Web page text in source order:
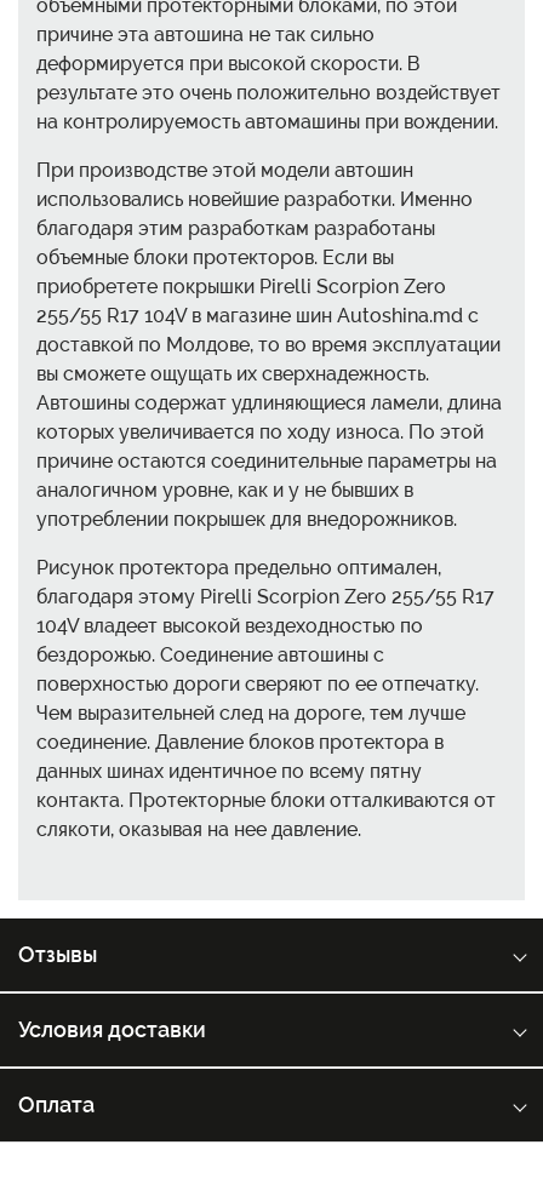
объемными протекторными блоками, по этой
причине эта автошина не так сильно
деформируется при высокой скорости. В
результате это очень положительно воздействует
на контролируемость автомашины при вождении.
При производстве этой модели автошин
использовались новейшие разработки. Именно
благодаря этим разработкам разработаны
объемные блоки протекторов. Если вы
приобретете покрышки Pirelli Scorpion Zero
255/55 R17 104V в магазине шин Autoshina.md с
доставкой по Молдове, то во время эксплуатации
вы сможете ощущать их сверхнадежность.
Автошины содержат удлиняющиеся ламели, длина
которых увеличивается по ходу износа. По этой
причине остаются соединительные параметры на
аналогичном уровне, как и у не бывших в
употреблении покрышек для внедорожников.
Рисунок протектора предельно оптимален,
благодаря этому Pirelli Scorpion Zero 255/55 R17
104V владеет высокой вездеходностью по
бездорожью. Соединение автошины с
поверхностью дороги сверяют по ее отпечатку.
Чем выразительней след на дороге, тем лучше
соединение. Давление блоков протектора в
данных шинах идентичное по всему пятну
контакта. Протекторные блоки отталкиваются от
слякоти, оказывая на нее давление.
Отзывы
Условия доставки
Оплата